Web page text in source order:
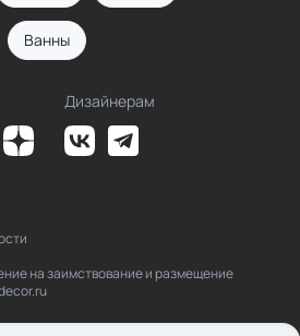
Ванны
Дизайнерам
на заимствование и размещение